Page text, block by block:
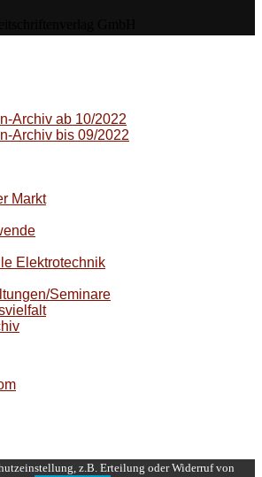
Archiv ab 10/2022
Archiv bis 09/2022
Markt
Elektrotechnik
Seminare
z.B. Erteilung oder Widerruf von